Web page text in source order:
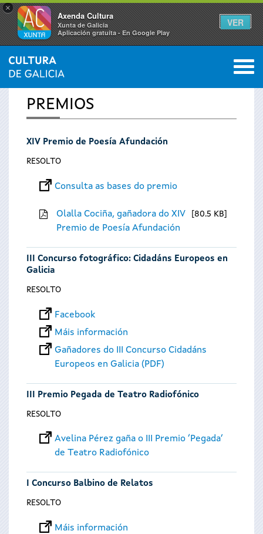
×
Axenda Cultura
Xunta de Galicia
Aplicación gratuíta - En Google Play
VER
Vostede
está
aquí
INICIO 0
PREMIOS
XIV Premio de Poesía Afundación
RESOLTO
Consulta as bases do premio
Olalla Cociña, gañadora do XIV
Premio de Poesía Afundación
80.5 KB
III Concurso fotográfico: Cidadáns Europeos en
Galicia
RESOLTO
Facebook
Máis información
Gañadores do III Concurso Cidadáns
Europeos en Galicia (PDF)
III Premio Pegada de Teatro Radiofónico
RESOLTO
Avelina Pérez gaña o III Premio ‘Pegada’
de Teatro Radiofónico
I Concurso Balbino de Relatos
RESOLTO
Máis información